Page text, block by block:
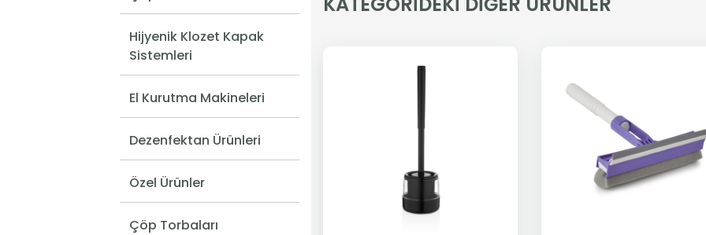
Hijyenik Klozet Kapak
Sistemleri
El Kurutma Makineleri
Dezenfektan Ürünleri
Özel Ürünler
Çöp Torbaları